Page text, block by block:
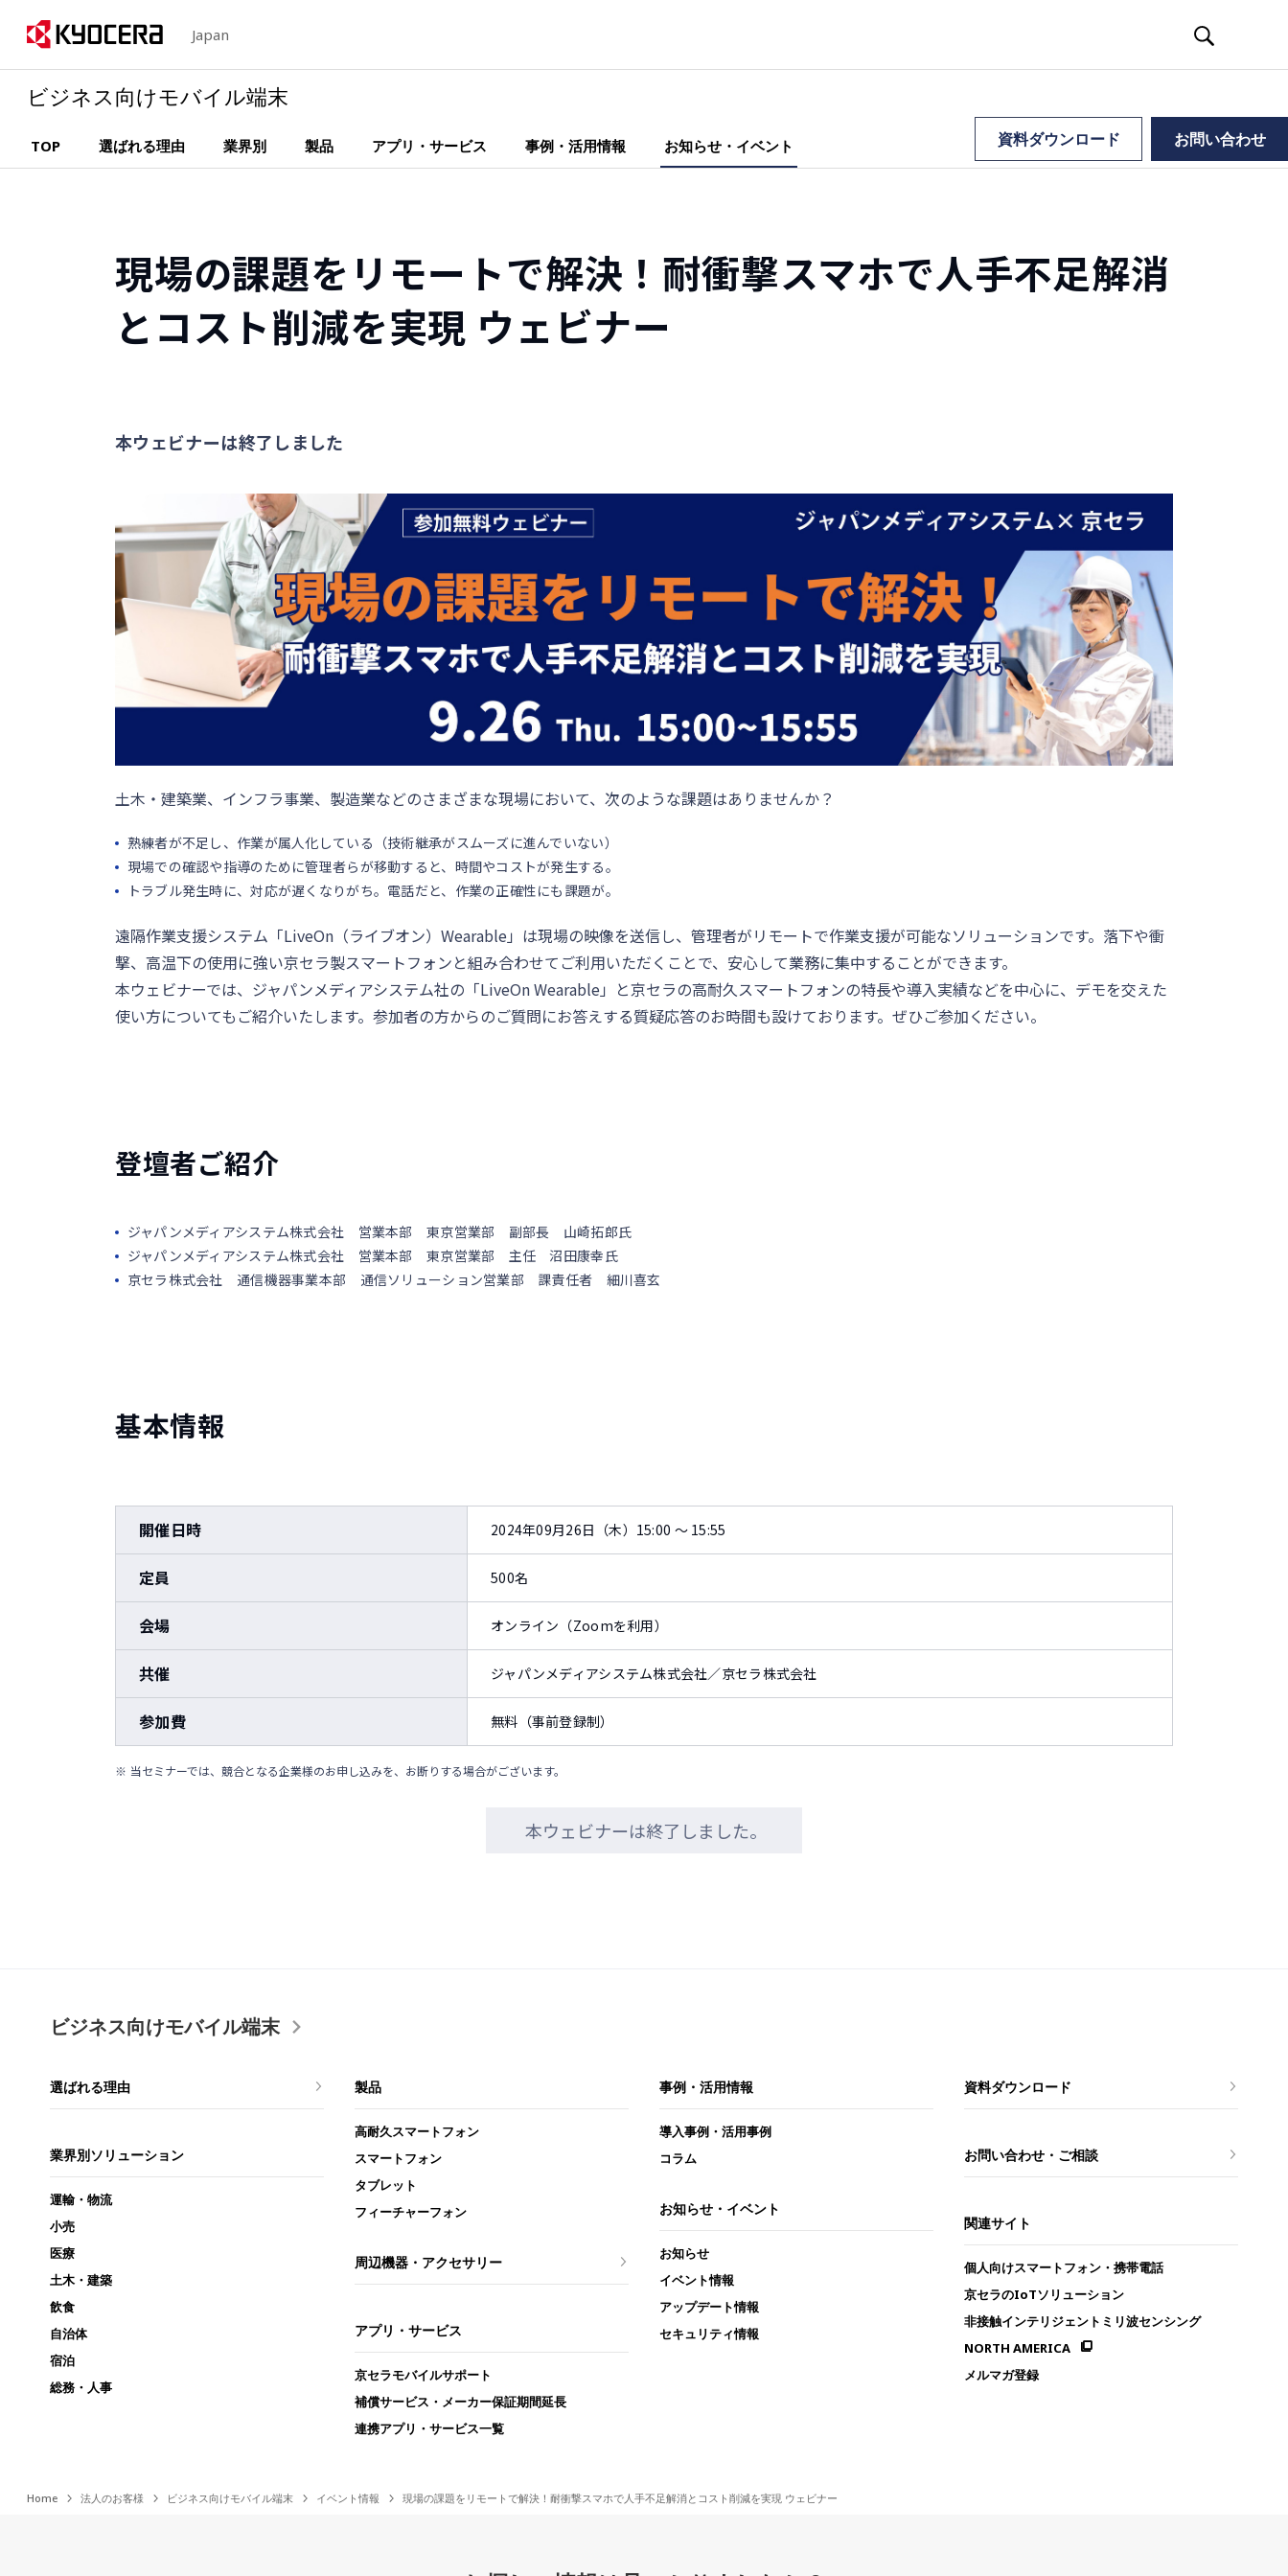
Japan
ビジネス向けモバイル端末
TOP 選ばれる理由 業界別 製品 アプリ・サービス 事例・活用情報 お知らせ・イベント 資料ダウンロード お問い合わせ
現場の課題をリモートで解決！耐衝撃スマホで人手不足解消
とコスト削減を実現 ウェビナー
本ウェビナーは終了しました
土木・建築業、インフラ事業、製造業などのさまざまな現場において、次のような課題はありませんか？
熟練者が不足し、作業が属人化している（技術継承がスムーズに進んでいない）
現場での確認や指導のために管理者らが移動すると、時間やコストが発生する。
トラブル発生時に、対応が遅くなりがち。電話だと、作業の正確性にも課題が。
遠隔作業支援システム「LiveOn（ライブオン）Wearable」は現場の映像を送信し、管理者がリモートで作業支援が可能なソリューションです。落下や衝
撃、高温下の使用に強い京セラ製スマートフォンと組み合わせてご利用いただくことで、安心して業務に集中することができます。
本ウェビナーでは、ジャパンメディアシステム社の「LiveOn Wearable」と京セラの高耐久スマートフォンの特長や導入実績などを中心に、デモを交えた
使い方についてもご紹介いたします。参加者の方からのご質問にお答えする質疑応答のお時間も設けております。ぜひご参加ください。
登壇者ご紹介
ジャパンメディアシステム株式会社 営業本部 東京営業部 副部長 山崎拓郎氏
ジャパンメディアシステム株式会社 営業本部 東京営業部 主任 沼田康幸氏
京セラ株式会社 通信機器事業本部 通信ソリューション営業部 課責任者 細川喜玄
基本情報
開催日時 2024年09月26日（木）15:00 ～ 15:55
定員 500名
会場 オンライン（Zoomを利用）
共催 ジャパンメディアシステム株式会社／京セラ株式会社
参加費 無料（事前登録制）
当セミナーでは、競合となる企業様のお申し込みを、お断りする場合がございます。
本ウェビナーは終了しました。
ビジネス向けモバイル端末
選ばれる理由
業界別ソリューション
運輸・物流
小売
医療
土木・建築
飲食
自治体
宿泊
総務・人事
製品
高耐久スマートフォン
スマートフォン
タブレット
フィーチャーフォン
周辺機器・アクセサリー
アプリ・サービス
京セラモバイルサポート
補償サービス・メーカー保証期間延長
連携アプリ・サービス一覧
事例・活用情報
導入事例・活用事例
コラム
お知らせ・イベント
お知らせ
イベント情報
アップデート情報
セキュリティ情報
資料ダウンロード
お問い合わせ・ご相談
関連サイト
個人向けスマートフォン・携帯電話
京セラのIoTソリューション
非接触インテリジェントミリ波センシング
NORTH AMERICA
メルマガ登録
Home 法人のお客様 ビジネス向けモバイル端末 イベント情報 現場の課題をリモートで解決！耐衝撃スマホで人手不足解消とコスト削減を実現 ウェビナー